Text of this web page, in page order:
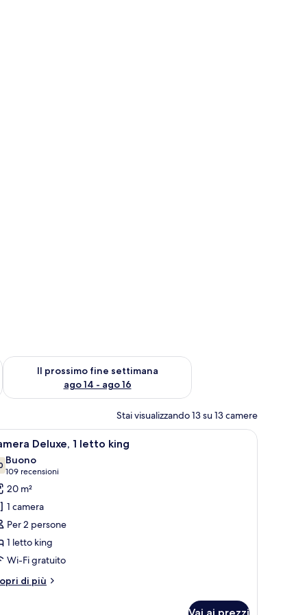
ago 7 - ago 9
Il prossimo fine settimana
ago 14 - ago 16
Verifica la disponibilità per il prossimo fine settimana, ago 14
Stai visualizzando 13 su 13 camere
una scrivania con una lampada, un quadro e una finestra con tende.
Un letto rifatto con due cuscini, un
6 Deluxe, 1 letto king
su 10
Buono
109 recensioni
(109
recensioni)
20 m²
1 camera
Per 2 persone
1 letto king
Wi-Fi gratuito
di più